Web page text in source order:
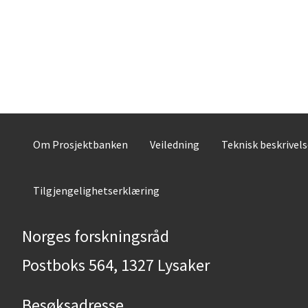
Om Prosjektbanken Veiledning Teknisk
Tilgjengelighetserklæring
Norges forskningsråd
Postboks 564, 1327 Lysaker